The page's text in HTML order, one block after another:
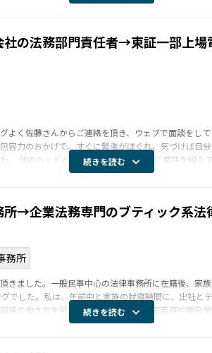
社の法務部門責任者→東証一部上
よく佐藤さんからご連絡を頂き、ウェブで面談をし
容力のおかげで、すぐに緊張がほぐれ、気づけば自
。 他のヘッドハンターのように、性急に案件を紹
続きを読む
→企業法務専門のブティック系法
務所
きました。一般民事中心の法律事務所に在籍後、家
でした。私は、午前中と家族の就寝時間に、出社と
様の働き方を試みましたが、顧客との密着度や期日
続きを読む